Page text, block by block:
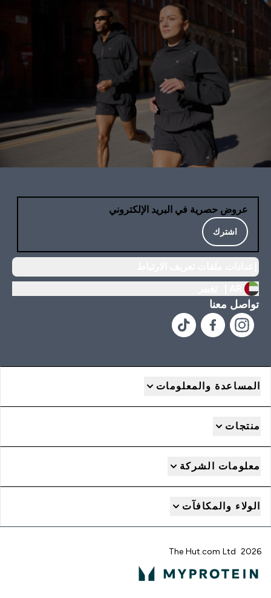
عروض حصرية في البريد الإلكتروني
اشترك
تواصل معنا
المساعدة والمعلومات
منتجات
معلومات الشركة
الولاء والمكافآت
2026 The Hut.com Ltd